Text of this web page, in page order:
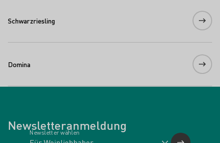
Schwarzriesling
Domina
Newsletteranmeldung
Newsletter wählen